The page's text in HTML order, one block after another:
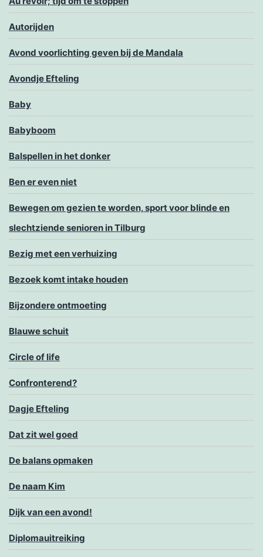
Autorijden
Avond voorlichting geven bij de Mandala
Avondje Efteling
Baby
Babyboom
Balspellen in het donker
Ben er even niet
Bewegen om gezien te worden, sport voor blinde en
slechtziende senioren in Tilburg
Bezig met een verhuizing
Bezoek komt intake houden
Bijzondere ontmoeting
Blauwe schuit
Circle of life
Confronterend?
Dagje Efteling
Dat zit wel goed
De balans opmaken
De naam Kim
Dijk van een avond!
Diplomauitreiking